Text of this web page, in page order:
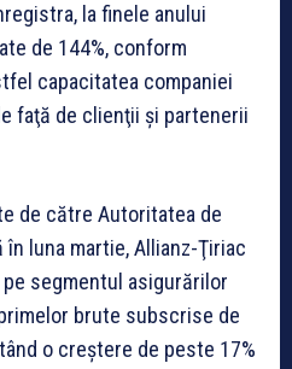
la finele anului
de 144%, conform
capacitatea companiei
faţă de clienţii şi partenerii
de către Autoritatea de
în luna martie, Allianz-Ţiriac
segmentul asigurărilor
brute subscrise de
o creştere de peste 17%